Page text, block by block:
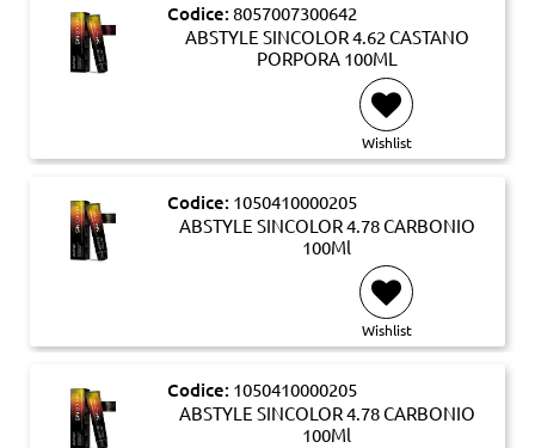
Codice: 8057007300642
ABSTYLE SINCOLOR 4.62 CASTANO
PORPORA 100ML
Wishlist
Codice: 1050410000205
ABSTYLE SINCOLOR 4.78 CARBONIO
100Ml
Wishlist
Codice: 1050410000205
ABSTYLE SINCOLOR 4.78 CARBONIO
100Ml